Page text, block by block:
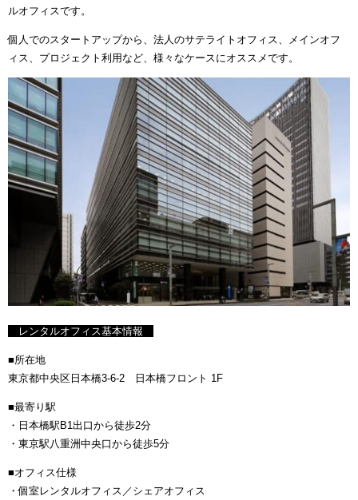
ルオフィスです。
個人でのスタートアップから、法人のサテライトオフィス、メインオフ
ィス、プロジェクト利用など、様々なケースにオススメです。
レンタルオフィス基本情報
■所在地
東京都中央区日本橋3-6-2 日本橋フロント 1F
■最寄り駅
・日本橋駅B1出口から徒歩2分
・東京駅八重洲中央口から徒歩5分
■オフィス仕様
・個室レンタルオフィス／シェアオフィス